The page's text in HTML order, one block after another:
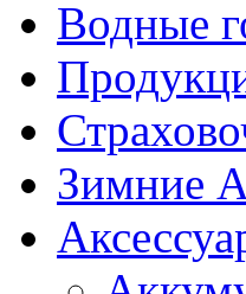
Водные
Зимние